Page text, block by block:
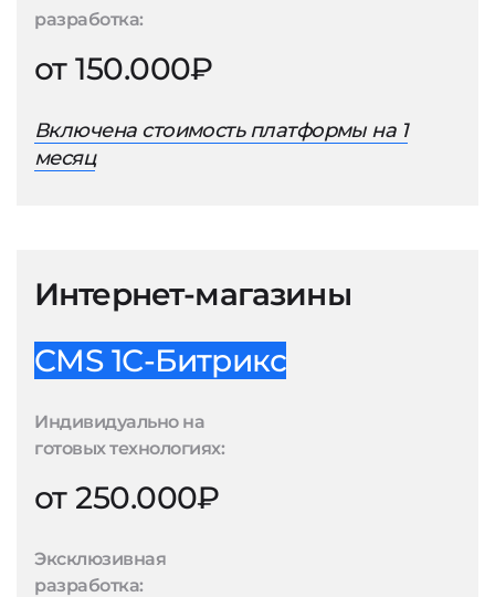
разработка:
от 150.000₽
Включена стоимость платформы на 1
месяц
Интернет-магазины
CMS 1С-Битрикс
Индивидуально на
готовых технологиях:
от 250.000₽
Эксклюзивная
разработка: